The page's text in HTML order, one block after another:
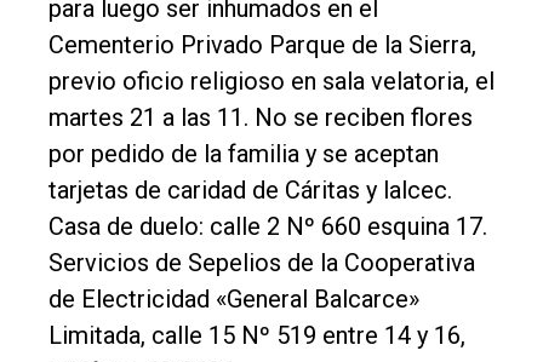
para luego ser inhumados en el
Cementerio Privado Parque de la Sierra,
previo oficio religioso en sala velatoria, el
martes 21 a las 11. No se reciben flores
por pedido de la familia y se aceptan
tarjetas de caridad de Cáritas y lalcec.
Casa de duelo: calle 2 Nº 660 esquina 17.
Servicios de Sepelios de la Cooperativa
de Electricidad «General Balcarce»
Limitada, calle 15 Nº 519 entre 14 y 16,